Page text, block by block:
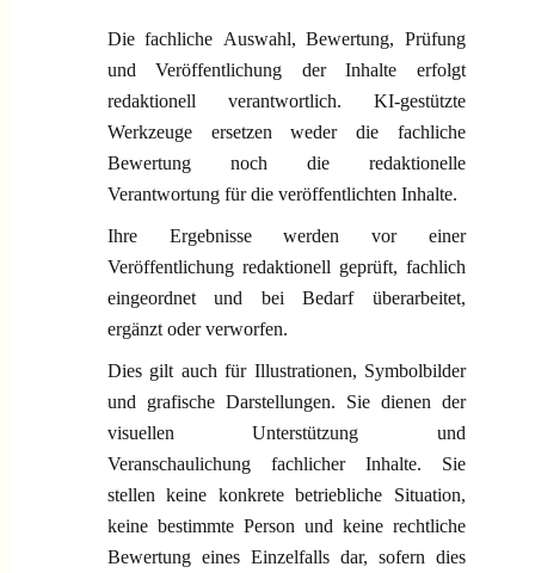
Die fachliche Auswahl, Bewertung, Prüfung
und Veröffentlichung der Inhalte erfolgt
redaktionell verantwortlich. KI-gestützte
Werkzeuge ersetzen weder die fachliche
Bewertung noch die redaktionelle
Verantwortung für die veröffentlichten Inhalte.
Ihre Ergebnisse werden vor einer
Veröffentlichung redaktionell geprüft, fachlich
eingeordnet und bei Bedarf überarbeitet,
ergänzt oder verworfen.
Dies gilt auch für Illustrationen, Symbolbilder
und grafische Darstellungen. Sie dienen der
visuellen Unterstützung und
Veranschaulichung fachlicher Inhalte. Sie
stellen keine konkrete betriebliche Situation,
keine bestimmte Person und keine rechtliche
Bewertung eines Einzelfalls dar, sofern dies